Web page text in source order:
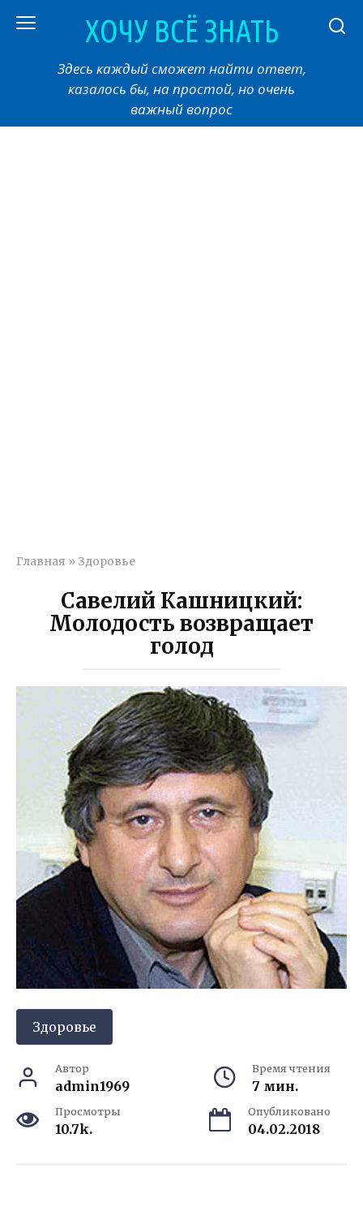
ХОЧУ ВСЁ ЗНАТЬ
Здесь каждый сможет найти ответ,
казалось бы, на простой, но очень
важный вопрос
Главная » Здоровье
Савелий Кашницкий:
Молодость возвращает
голод
Здоровье
Автор
admin1969
Время чтения
7 мин.
Просмотры
10.7k.
Опубликовано
04.02.2018